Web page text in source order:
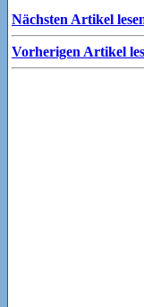
Nächsten Artikel
Vorherigen Artikel